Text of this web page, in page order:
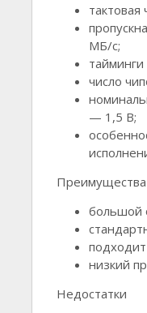
МБ/с;
число
— 1,5 В;
Преимущества
большой
подходит
низкий
Недостатки